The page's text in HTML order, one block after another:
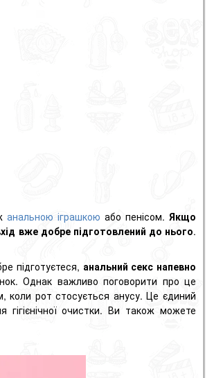
анальною іграшкою або пенісом. Якщо
вже добре підготовлений до нього.
підготуєтеся, анальний секс напевно
Однак важливо поговорити про це
коли рот стосується анусу. Це єдиний
очистки. Ви також можете